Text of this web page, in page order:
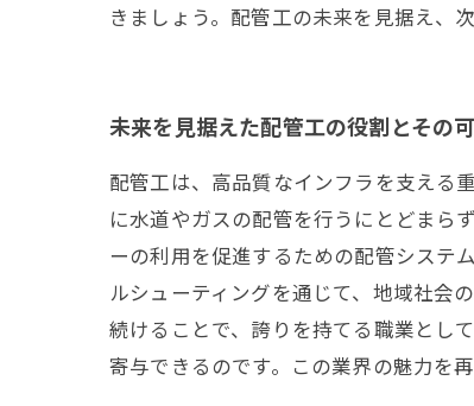
きましょう。配管工の未来を見据え、
未来を見据えた配管工の役割とその
配管工は、高品質なインフラを支える
に水道やガスの配管を行うにとどまら
ーの利用を促進するための配管システ
ルシューティングを通じて、地域社会
続けることで、誇りを持てる職業とし
寄与できるのです。この業界の魅力を